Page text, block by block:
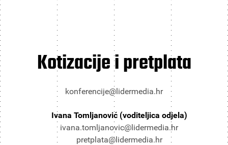
Kotizacije i pretplata
konferencije@lidermedia.hr
Ivana Tomljanović (voditeljica odjela)
ivana.tomljanovic@lidermedia.hr
pretplata@lidermedia.hr